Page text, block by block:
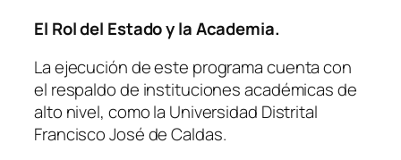
El Rol del Estado y la Academia.
La ejecución de este programa cuenta con
el respaldo de instituciones académicas de
alto nivel, como la Universidad Distrital
Francisco José de Caldas.